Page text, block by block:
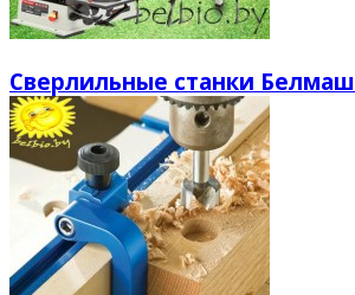
Сверлильные станки Белмаш